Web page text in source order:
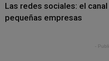
Las redes sociales: el
pequeñas empresas
-